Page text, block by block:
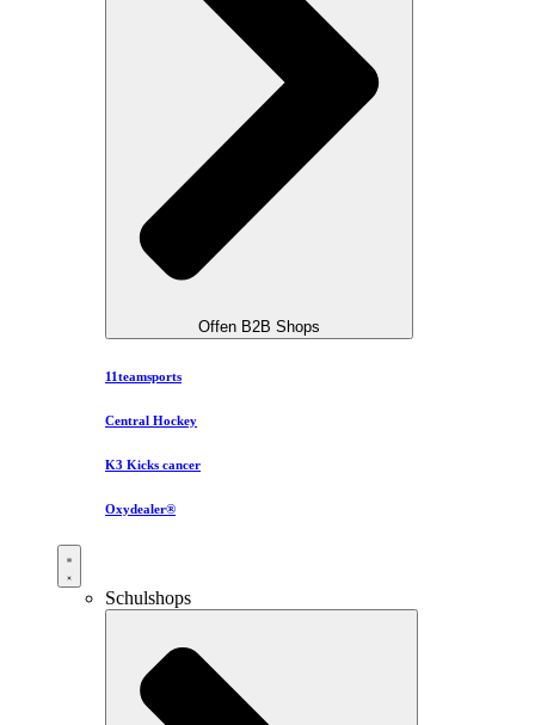
Offen B2B Shops
11teamsports
Central Hockey
K3 Kicks cancer
Oxydealer®
Schulshops